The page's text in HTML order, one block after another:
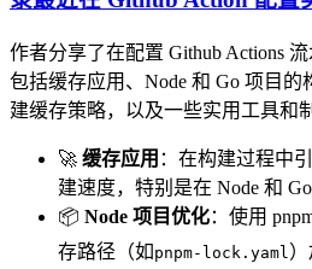
作者分享了在配置 Github Actions
包括缓存应用、Node 和 Go 项目的
建缓存策略，以及一些实用工具和
🚀 缓存应用 ：在构建过程中
建速度，特别是在 Node 和 Go
📦 Node 项目优化：使用
存路径（如 pnpm-lock.yaml）